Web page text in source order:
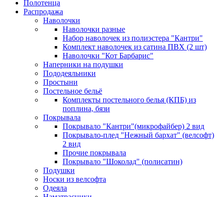
Полотенца
Распродажа
Наволочки
Наволочки разные
Набор наволочек из полиэстера "Кантри"
Комплект наволочек из сатина ПВХ (2 шт)
Наволочки "Кот Барбарис"
Наперники на подушки
Пододеяльники
Простыни
Постельное бельё
Комплекты постельного белья (КПБ) из
поплина, бязи
Покрывала
Покрывало "Кантри"(микрофайбер) 2 вид
Покрывало-плед "Нежный бархат" (велсофт)
2 вид
Прочие покрывала
Покрывало "Шоколад" (полисатин)
Подушки
Носки из велсофта
Одеяла